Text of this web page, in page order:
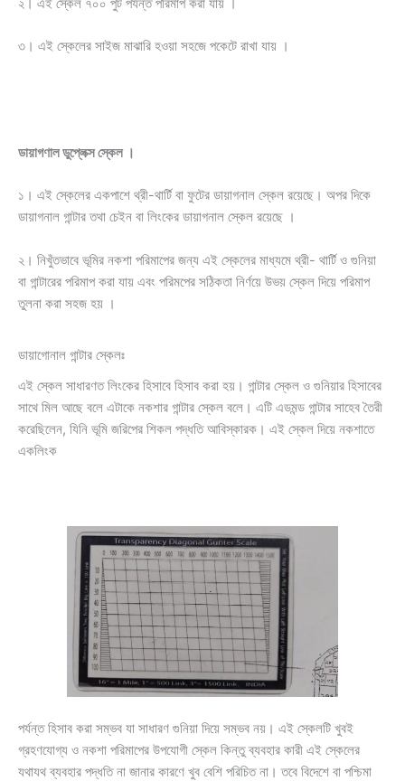
৩। এই স্কেলের সাইজ মাঝারি হওয়া সহজে পকেটে রাখা যায় ।
ডায়াগণাল ডুপ্লেক্স স্কেল ।
১। এই স্কেলের একপাশে থ্রী-থার্টি বা ফুটের ডায়াগনাল স্কেল রয়েছে। অপর দিকে
ডায়াগনাল গান্টার তথা চেইন বা লিংকের ডায়াগনাল স্কেল রয়েছে ।
২। নিখুঁতভাবে ভূমির নকশা পরিমাপের জন্য এই স্কেলের মাধ্যমে থ্রী- থার্টি ও গুনিয়া
বা গান্টারের পরিমাপ করা যায় এবং পরিমপের সঠিকতা নির্ণয়ে উভয় স্কেল দিয়ে পরিমাপ
তুলনা করা সহজ হয় ।
ডায়াগোনাল গান্টার স্কেলঃ
এই স্কেল সাধারণত লিংকের হিসাবে হিসাব করা হয়। গান্টার স্কেল ও গুনিয়ার হিসাবের
সাথে মিল আছে বলে এটাকে নকশার গান্টার স্কেল বলে। এটি এডমন্ড গান্টার সাহেব তৈরী
করেছিলেন, যিনি ভূমি জরিপের শিকল পদ্ধতি আবিস্কারক। এই স্কেল দিয়ে নকশাতে
একলিংক
পর্যন্ত হিসাব করা সম্ভব যা সাধারণ গুনিয়া দিয়ে সম্ভব নয়। এই স্কেলটি খুবই
গ্রহণযোগ্য ও নকশা পরিমাপের উপযোগী স্কেল কিন্তু ব্যবহার কারী এই স্কেলের
যথাযথ ব্যবহার পদ্ধতি না জানার কারণে খুব বেশি পরিচিত না। তবে বিদেশে বা পশ্চিমা